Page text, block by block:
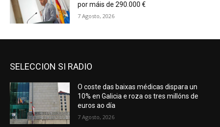
por máis de 290.000 €
7 Agosto, 2026
SELECCION SI RADIO
O coste das baixas médicas dispara un
10% en Galicia e roza os tres millóns de
euros ao día
7 Agosto, 2026